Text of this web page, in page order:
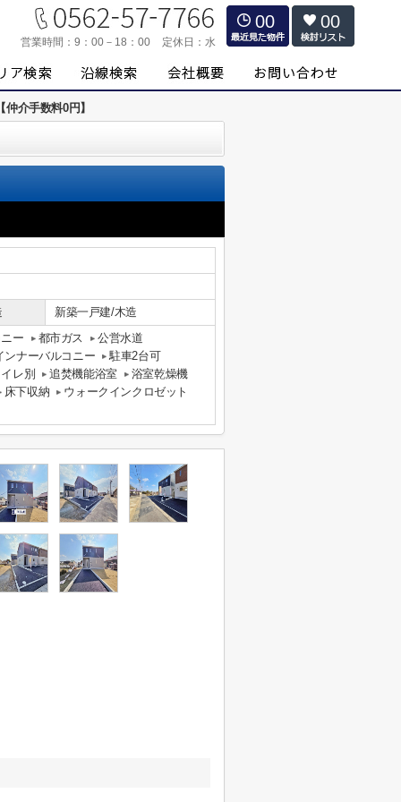
営業時間： 9：00－18：00 定休日： 水
00 00
介手数料0円】
新築一戸建/木造
ー 都市ガス
公営水道
ンナーバルコニー
駐車2台可
レ別 追焚機能浴室
浴室乾燥機
床下収納
ウォークインクロゼット